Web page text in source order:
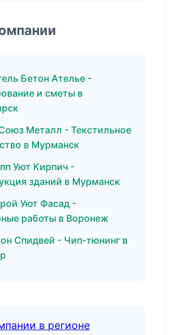
Бетон Ателье -
и сметы в
Металл - Текстильное
в Мурманск
Уют Кирпич -
зданий в Мурманск
Уют Фасад -
работы в Воронеж
Спидвей - Чип-тюнинг в
в регионе